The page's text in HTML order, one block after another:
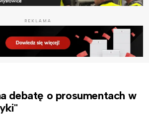
REKLAMA
debatę o prosumentach w